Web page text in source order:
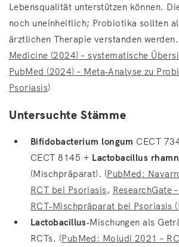
Lebensqualität unterstützen können.
noch uneinheitlich; Probiotika sollten
ärztlichen Therapie verstanden
Medicine (2024) – systematische
PubMed (2024) – Meta‑Analyse zu
Psoriasis)
Untersuchte Stämme
Bifidobacterium longum CECT
CECT 8145 + Lactobacillus
(Mischpräparat). (PubMed:
RCT bei Psoriasis, ResearchGate –
RCT‑Mischpräparat bei Psoriasis
Lactobacillus‑Mischungen als
RCTs. (PubMed: Moludi 2021 –